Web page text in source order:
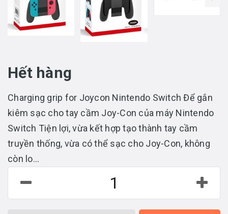
Hết hàng
Charging grip for Joycon Nintendo Switch Để gắn
kiêm sạc cho tay cầm Joy-Con của máy Nintendo
Switch Tiện lợi, vừa kết hợp tạo thành tay cầm
truyền thống, vừa có thể sạc cho Joy-Con, không
còn lo...